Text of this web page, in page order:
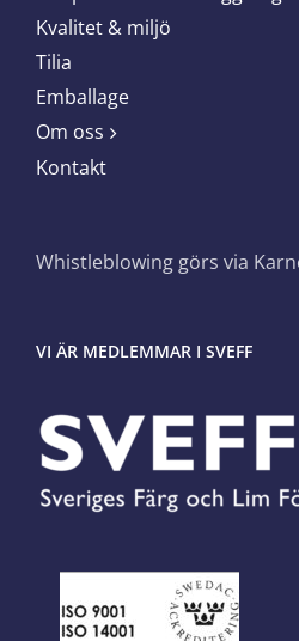
Kvalitet & miljö
Tilia
Emballage
Om oss
Kontakt
Whistleblowing görs via
VI ÄR MEDLEMMAR I SVEFF